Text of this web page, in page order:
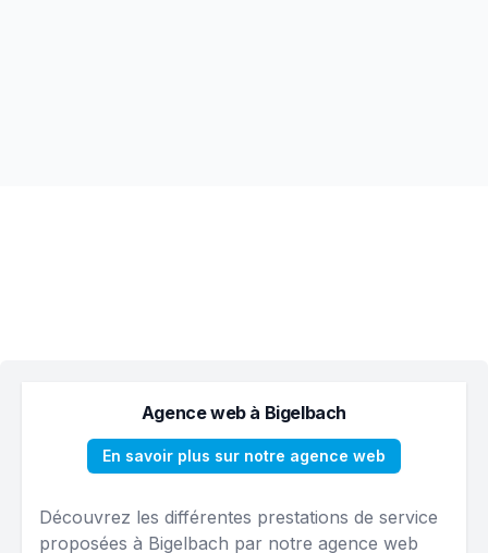
Agence web à Bigelbach
En savoir plus sur notre agence web
Découvrez les différentes prestations de service
proposées à Bigelbach par notre agence web